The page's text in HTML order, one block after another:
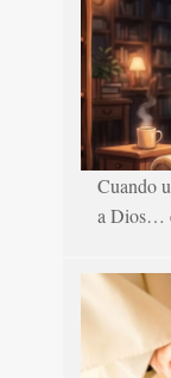
Cuando
a Dios…